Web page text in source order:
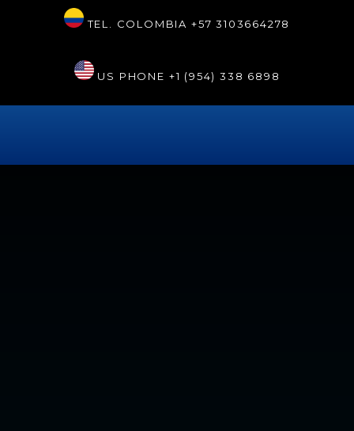
TEL. COLOMBIA +57 3103664278
US PHONE +1 (954) 338 6898